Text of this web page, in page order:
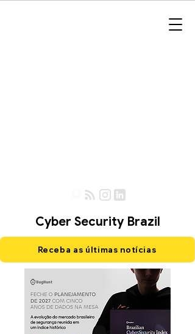
Cyber Security Brazil
Receba as últimas notícias